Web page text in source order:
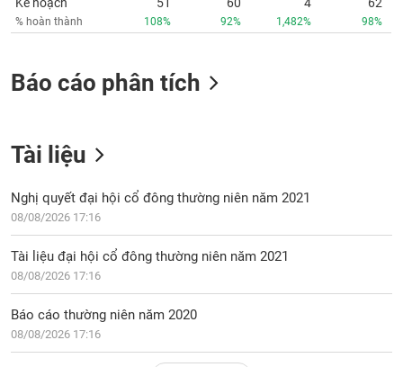
% hoàn thành 108% 92% 1,482% 98%
Báo cáo phân tích
Tài liệu
Nghị quyết đại hội cổ đông thường niên năm 2021
08/08/2026 17:16
Tài liệu đại hội cổ đông thường niên năm 2021
08/08/2026 17:16
Báo cáo thường niên năm 2020
08/08/2026 17:16
Tất cả Người nội bộ Người liên quan Cổ đông lớn
Tin
tức
Bài
của
tác
giả
(-)
Báo
cáo
phân
tích
(-)